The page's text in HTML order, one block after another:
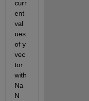
curr
ent
val
ues
of y
vec
tor
with
Na
N